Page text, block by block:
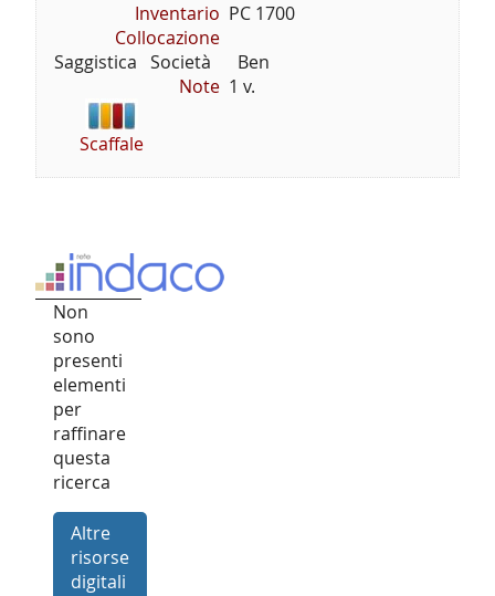
Inventario PC 1700
Collocazione
Saggistica   Società      Ben
Note 1 v.
Scaffale
Non
sono
presenti
elementi
per
raffinare
questa
ricerca
Altre
risorse
digitali